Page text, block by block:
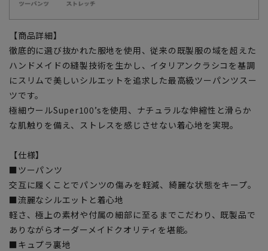
【商品詳細】
徹底的に選び抜かれた服地を使用、従来の既製服の域を超えた
ハンドメイドの縫製技術を生かし、イタリアンクラシコを基調
にスリムで美しいシルエットを追求した最高級ツーパンツスー
ツです。
極細ウールSuper100’sを使用、ナチュラルな伸縮性と滑らか
な肌触りを備え、ストレスを感じさせない着心地を実現。
【仕様】
■ツーパンツ
交互に履くことでパンツの傷みを軽減、綺麗な状態をキープ。
■流麗なシルエットと着心地
軽さ、極上の素材や付属の細部に至るまでこだわり、既製品で
ありながらオーダーメイドクオリティを堪能。
■キュプラ裏地